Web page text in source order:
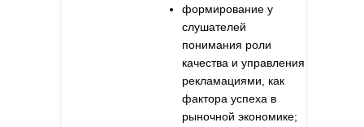
формирование у
слушателей
понимания роли
качества и управления
рекламациями, как
фактора успеха в
рыночной экономике;